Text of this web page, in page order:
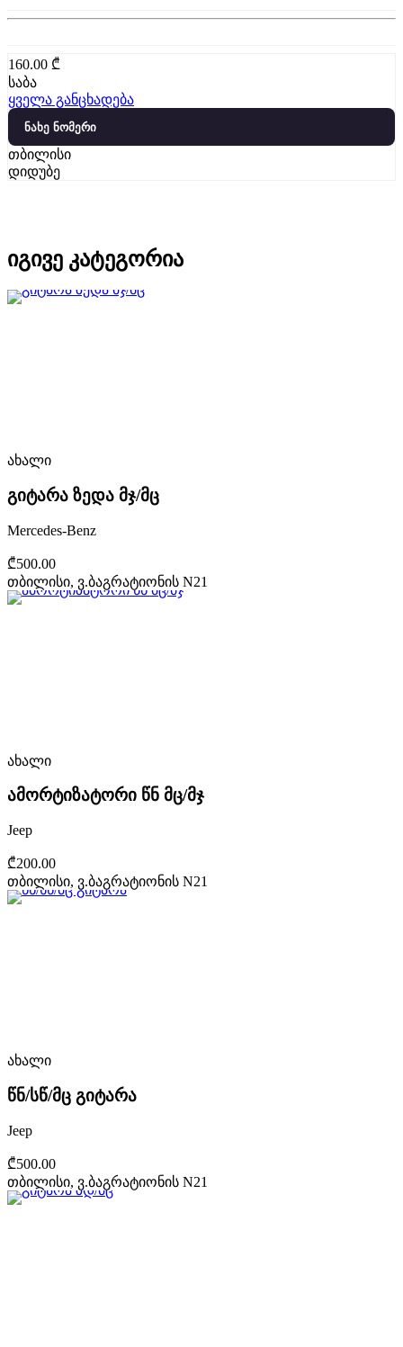
160.00 ₾
საბა
ყველა განცხადება
ნახე ნომერი
თბილისი
დიდუბე
იგივე კატეგორია
ახალი
გიტარა ზედა მჯ/მც
Mercedes-Benz
₾500.00
თბილისი, ვ.ბაგრატიონის N21
ახალი
ამორტიზატორი წნ მც/მჯ
Jeep
₾200.00
თბილისი, ვ.ბაგრატიონის N21
ახალი
წნ/სწ/მც გიტარა
Jeep
₾500.00
თბილისი, ვ.ბაგრატიონის N21